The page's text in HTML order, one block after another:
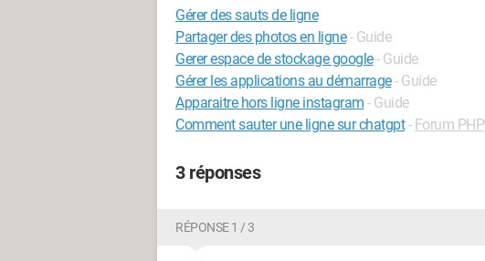
R : Je pars à 6h demain matin.
sur 2 lignes donc
merci de votre aide
Gérer des sauts de ligne
Partager des photos en ligne - Guide
Gerer espace de stockage google- Guide
Gérer les applications au démarrage- Guide
Apparaitre hors ligne instagram - Guide
Comment sauter une ligne sur chatgpt - Forum PHP
3 réponses
RÉPONSE 1 / 3